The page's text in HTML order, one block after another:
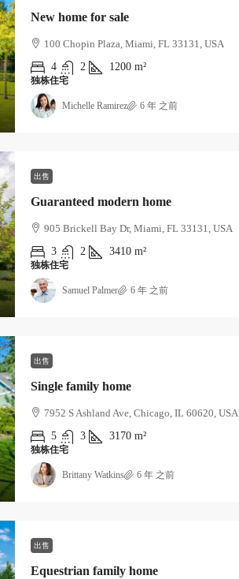
New home for sale
100 Chopin Plaza, Miami, FL 33131, USA
4
2 1200 m²
独栋住宅
Michelle Ramirez 6 年 之前
出售
Guaranteed modern home
905 Brickell Bay Dr, Miami, FL 33131, USA
3
2 3410 m²
独栋住宅
Samuel Palmer 6 年 之前
出售
Single family home
7952 S Ashland Ave, Chicago, IL 60620, USA
5
3 3170 m²
独栋住宅
Brittany Watkins 6 年 之前
出售
Equestrian family home